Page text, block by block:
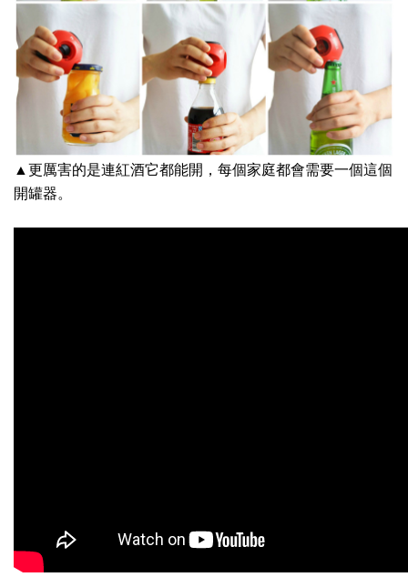
▲更厲害的是連紅酒它都能開，每個家庭都會需要一個這個
開罐器。